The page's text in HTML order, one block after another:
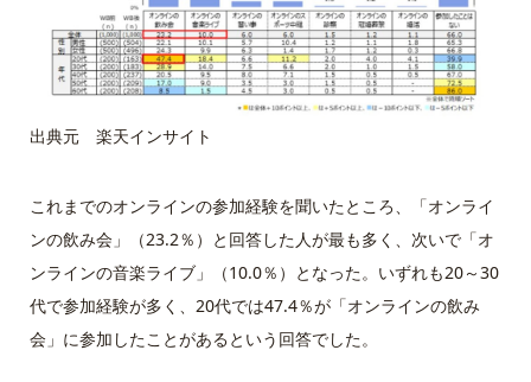
出典元 楽天インサイト
これまでのオンラインの参加経験を聞いたところ、「オンライ
ンの飲み会」（23.2％）と回答した人が最も多く、次いで「オ
ンラインの音楽ライブ」（10.0％）となった。いずれも20～30
代で参加経験が多く、20代では47.4％が「オンラインの飲み
会」に参加したことがあるという回答でした。